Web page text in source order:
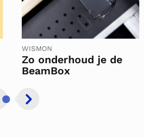
WISMON
Zo onderhoud je de
BeamBox